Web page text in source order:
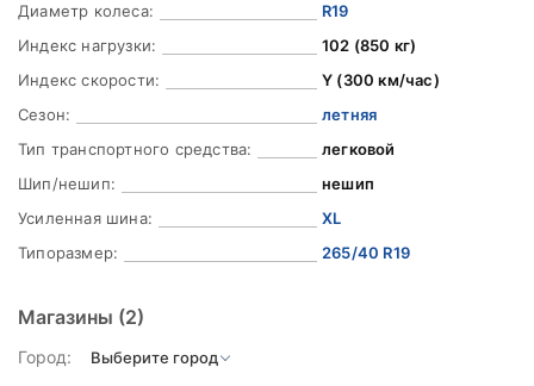
Диаметр колеса:
R19
Индекс нагрузки:
102 (850 кг)
Индекс скорости:
Y (300 км/час)
Сезон:
летняя
Тип транспортного средства:
легковой
Шип/нешип:
нешип
Усиленная шина:
XL
Типоразмер:
265/40 R19
Магазины (2)
Город: